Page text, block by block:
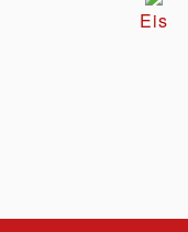
Eis